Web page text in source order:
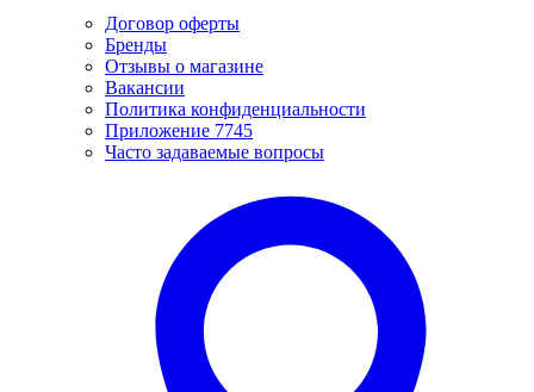
Договор оферты
Бренды
Отзывы о магазине
Вакансии
Политика конфиденциальности
Приложение 7745
Часто задаваемые вопросы